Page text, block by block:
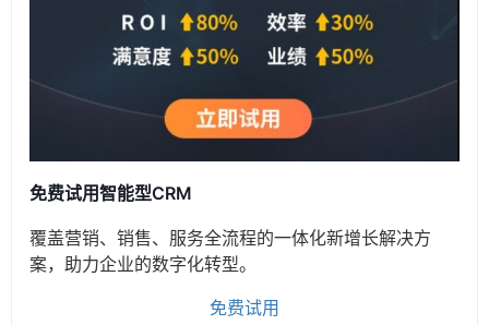
免费试用智能型CRM
覆盖营销、销售、服务全流程的一体化新增长解决方
案，助力企业的数字化转型。
免费试用